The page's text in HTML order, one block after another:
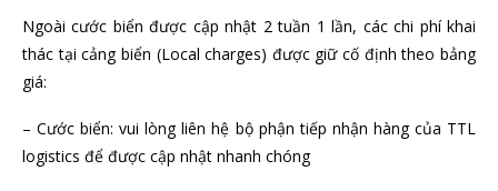
Ngoài cước biển được cập nhật 2 tuần 1 lần, các chi phí khai
thác tại cảng biển (Local charges) được giữ cố định theo bảng
giá:
– Cước biển: vui lòng liên hệ bộ phận tiếp nhận hàng của TTL
logistics để được cập nhật nhanh chóng